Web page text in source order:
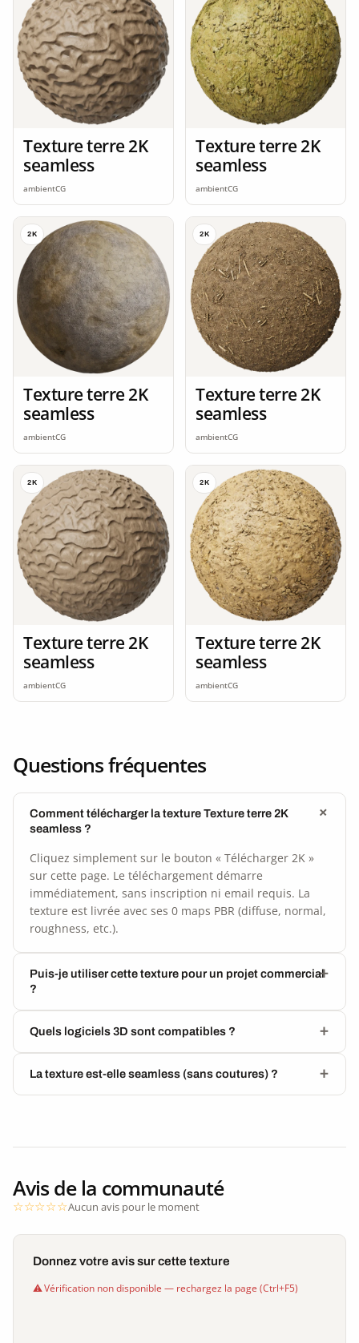
Texture terre 2K
seamless
ambientCG
Texture terre 2K
seamless
ambientCG
2K
Texture terre 2K
seamless
ambientCG
2K
Texture terre 2K
seamless
ambientCG
2K
Texture terre 2K
seamless
ambientCG
2K
Texture terre 2K
seamless
ambientCG
Questions fréquentes
Comment télécharger la texture Texture terre 2K
seamless ?
Cliquez simplement sur le bouton « Télécharger 2K »
sur cette page. Le téléchargement démarre
immédiatement, sans inscription ni email requis. La
texture est livrée avec ses 0 maps PBR (diffuse, normal,
roughness, etc.).
Puis-je utiliser cette texture pour un projet commercial
?
Quels logiciels 3D sont compatibles ?
La texture est-elle seamless (sans coutures) ?
Avis de la communauté
Aucun avis pour le moment
Donnez votre avis sur cette texture
Vérification non disponible — rechargez la page (Ctrl+F5)